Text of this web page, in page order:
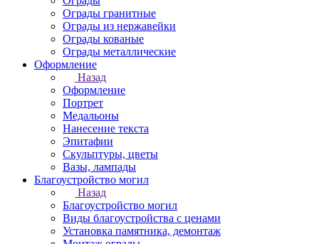
Ограды гранитные
Ограды из нержавейки
Ограды кованые
Ограды металлические
Оформление
Назад
Оформление
Портрет
Медальоны
Нанесение текста
Эпитафии
Скульптуры, цветы
Вазы, лампады
Благоустройство могил
Назад
Благоустройство могил
Виды благоустройства с ценами
Установка памятника, демонтаж